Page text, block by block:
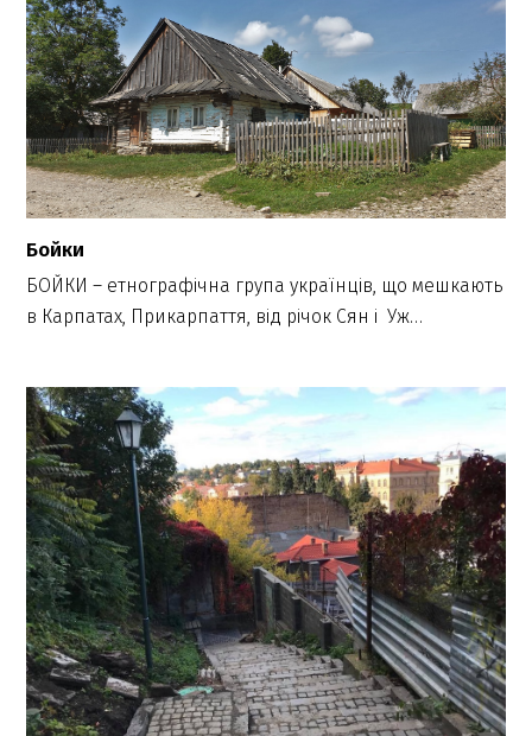
Бойки
БОЙКИ – етнографічна група українців, що мешкають
в Карпатах, Прикарпаття, від річок Сян і Уж…